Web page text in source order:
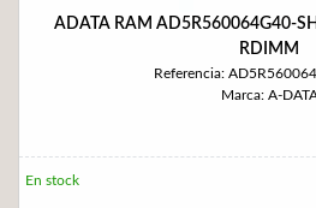
ADATA RAM AD5R560064G40-
RDIMM
Referencia:
Marca: A-
En stock